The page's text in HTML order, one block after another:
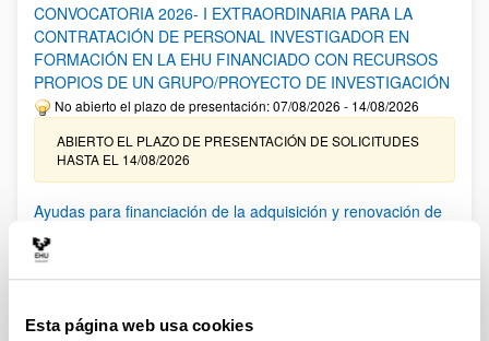
Esta página web usa cookies
CONVOCATORIA 2026- I EXTRAORDINARIA PARA LA
CONTRATACIÓN DE PERSONAL INVESTIGADOR EN
FORMACIÓN EN LA EHU FINANCIADO CON RECURSOS
PROPIOS DE UN GRUPO/PROYECTO DE INVESTIGACIÓN
No abierto el plazo de presentación: 07/08/2026 - 14/08/2026
ABIERTO EL PLAZO DE PRESENTACIÓN DE SOLICITUDES
HASTA EL 14/08/2026
Ayudas para financiación de la adquisición y renovación de
infraestructura científica y fondos bibliográficos en la
UPV/EHU 2026
Trámite abierto
25/03/2026: Corrección de errores del listado provisional de
solicitudes admitidas y excluidas. 23/03/2026: Relación